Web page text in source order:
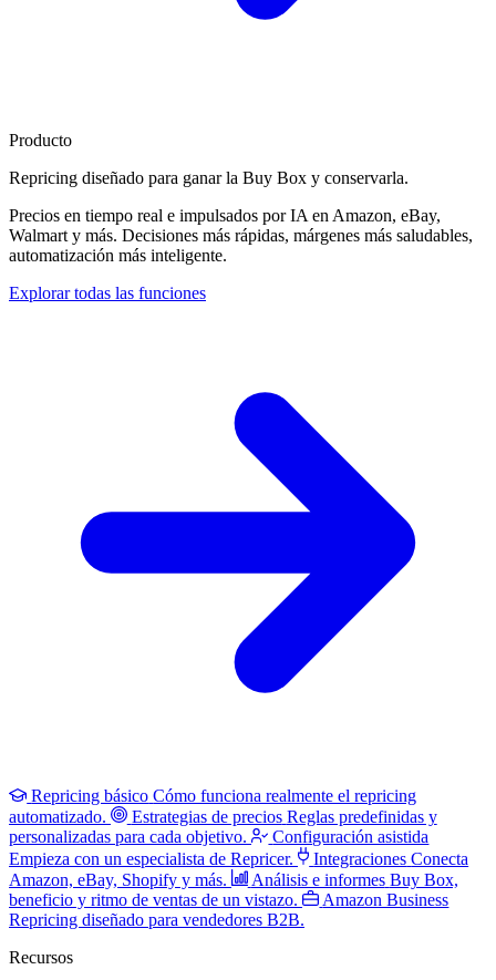
Producto
Repricing diseñado para ganar la Buy Box y conservarla.
Precios en tiempo real e impulsados por IA en Amazon, eBay,
Walmart y más. Decisiones más rápidas, márgenes más saludables,
automatización más inteligente.
Explorar todas las funciones
Repricing básico Cómo funciona realmente el repricing
automatizado.
Estrategias de precios Reglas predefinidas y
personalizadas para cada objetivo.
Configuración asistida
Empieza con un especialista de Repricer.
Integraciones Conecta
Amazon, eBay, Shopify y más.
Análisis e informes Buy Box,
beneficio y ritmo de ventas de un vistazo.
Amazon Business
Repricing diseñado para vendedores B2B.
Recursos